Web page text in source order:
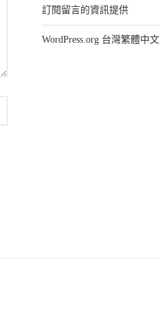
訂閱留言的資訊提供
WordPress.org 台灣繁體中文